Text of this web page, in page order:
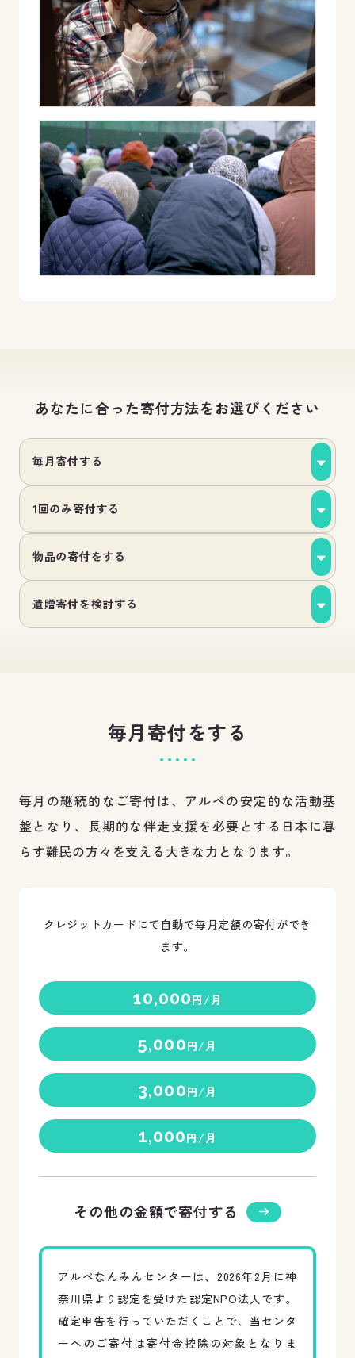
あなたに合った寄付方法をお選びください
毎月寄付する
1回のみ寄付する
物品の寄付をする
遺贈寄付を検討する
毎月寄付をする
毎月の継続的なご寄付は、アルペの安定的な活動基
盤となり、長期的な伴走支援を必要とする日本に暮
らす難民の方々を支える大きな力となります。
クレジットカードにて自動で毎月定額の寄付ができ
ます。
10,000円/月
5,000円/月
3,000円/月
1,000円/月
その他の金額で寄付する
アルペなんみんセンターは、 2026年2 月に神
奈川県より認定を受けた認定NPO法人です。
確定申告を行っていただくことで、当センタ
ーへのご寄付は寄付金控除の対象となりま